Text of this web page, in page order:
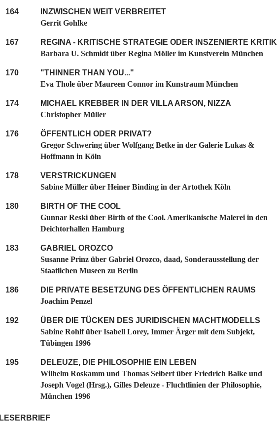
164
INZWISCHEN WEIT VERBREITET
Gerrit Gohlke
167
REGINA - KRITISCHE STRATEGIE ODER INSZENIERTE KRITIK
Barbara U. Schmidt über Regina Möller im Kunstverein München
170
"THINNER THAN YOU..."
Eva Thole über Maureen Connor im Kunstraum München
174
MICHAEL KREBBER IN DER VILLA ARSON, NIZZA
Christopher Müller
176
ÖFFENTLICH ODER PRIVAT?
Gregor Schwering über Wolfgang Betke in der Galerie Lukas &
Hoffmann in Köln
178
VERSTRICKUNGEN
Sabine Müller über Heiner Binding in der Artothek Köln
180
BIRTH OF THE COOL
Gunnar Reski über Birth of the Cool. Amerikanische Malerei in den
Deichtorhallen Hamburg
183
GABRIEL OROZCO
Susanne Prinz über Gabriel Orozco, daad, Sonderausstellung der
Staatlichen Museen zu Berlin
186
DIE PRIVATE BESETZUNG DES ÖFFENTLICHEN RAUMS
Joachim Penzel
192
ÜBER DIE TÜCKEN DES JURIDISCHEN MACHTMODELLS
Sabine Rohlf über Isabell Lorey, Immer Ärger mit dem Subjekt,
Tübingen 1996
195
DELEUZE, DIE PHILOSOPHIE EIN LEBEN
Wilhelm Roskamm und Thomas Seibert über Friedrich Balke und
Joseph Vogel (Hrsg.), Gilles Deleuze - Fluchtlinien der Philosophie,
München 1996
LESERBRIEF